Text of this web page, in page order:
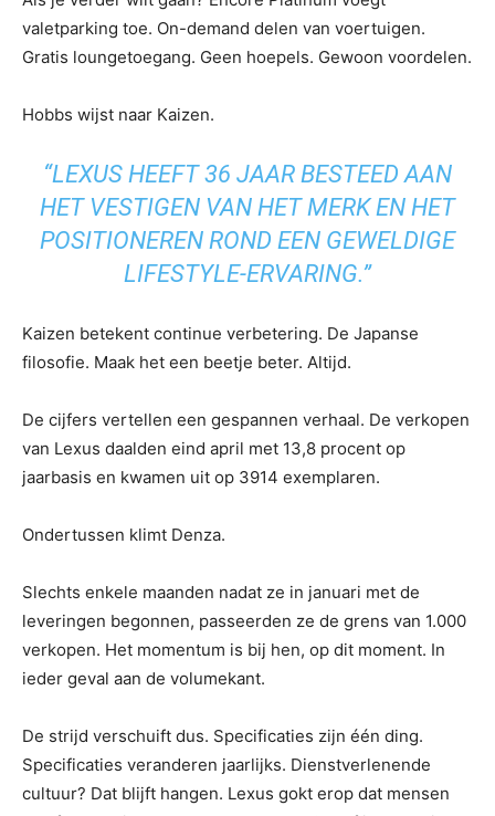
valetparking toe. On-demand delen van voertuigen.
Gratis loungetoegang. Geen hoepels. Gewoon voordelen.
Hobbs wijst naar Kaizen.
“LEXUS HEEFT 36 JAAR BESTEED AAN
HET VESTIGEN VAN HET MERK EN HET
POSITIONEREN ROND EEN GEWELDIGE
LIFESTYLE-ERVARING.”
Kaizen betekent continue verbetering. De Japanse
filosofie. Maak het een beetje beter. Altijd.
De cijfers vertellen een gespannen verhaal. De verkopen
van Lexus daalden eind april met 13,8 procent op
jaarbasis en kwamen uit op 3914 exemplaren.
Ondertussen klimt Denza.
Slechts enkele maanden nadat ze in januari met de
leveringen begonnen, passeerden ze de grens van 1.000
verkopen. Het momentum is bij hen, op dit moment. In
ieder geval aan de volumekant.
De strijd verschuift dus. Specificaties zijn één ding.
Specificaties veranderen jaarlijks. Dienstverlenende
cultuur? Dat blijft hangen. Lexus gokt erop dat mensen